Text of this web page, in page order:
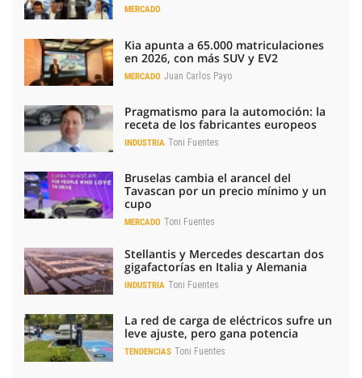
MERCADO
Kia apunta a 65.000 matriculaciones
en 2026, con más SUV y EV2
MERCADO Juan Carlos Payo
Pragmatismo para la automoción: la
receta de los fabricantes europeos
INDUSTRIA Toni Fuentes
Bruselas cambia el arancel del
Tavascan por un precio mínimo y un
cupo
MERCADO Toni Fuentes
Stellantis y Mercedes descartan dos
gigafactorías en Italia y Alemania
INDUSTRIA Toni Fuentes
La red de carga de eléctricos sufre un
leve ajuste, pero gana potencia
TENDENCIAS Toni Fuentes